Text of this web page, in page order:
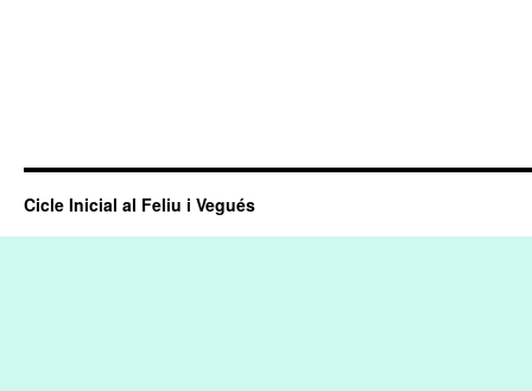
Cicle Inicial al Feliu i Vegués